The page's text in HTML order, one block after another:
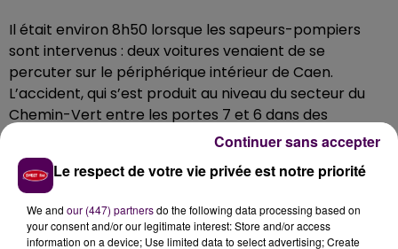
Il était environ 8h50 lorsque les sapeurs-pompiers
sont intervenus : deux voitures venaient de se
percuter sur le périphérique intérieur de Caen.
L’accident, qui s’est produit au niveau du secteur du
Chemin-Vert entre les portes 7 et 6 dans des
circonstances indéterminées, a faitdeux blessés:
deux femmes, respectivement âgées de 54 et 33 ans,
qui ont ététransportées "en urgence relative"
jusqu’à la clinique du Parc
d'importants ralentissements.
Le respect de votre vie privée est notre priorité
We and our (447) partnersdo the following data processing based on
your consent and/or our legitimate interest: Store and/or access
information on a device; Use limited data to select advertising; Create
Continuer sans accepter